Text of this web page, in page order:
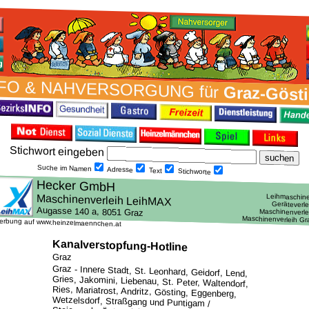
& NAH­VER­SORG­UNG fürGraz-
Stich­wort ein­geben
Suche im Namen Adresse Text Stich­worte
auf www.heinzelmaennchen.at
Kanalverstopfung-Hotline
Graz
Graz - Innere Stadt, St. Leonhard, Geidorf, Lend,
Gries, Jakomini, Liebenau, St. Peter, Waltendorf,
Ries, Mariatrost, Andritz, Gösting, Eggenberg,
Wetzelsdorf, Straßgang und Puntigam /